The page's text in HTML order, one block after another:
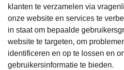
klanten te verzamelen via
onze website en services te
in staat om bepaalde
website te targeten, om
identificeren en op te lossen en
gebruikersinformatie te bieden.